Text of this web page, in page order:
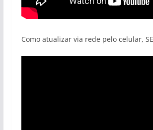
Como atualizar via rede pelo celular,